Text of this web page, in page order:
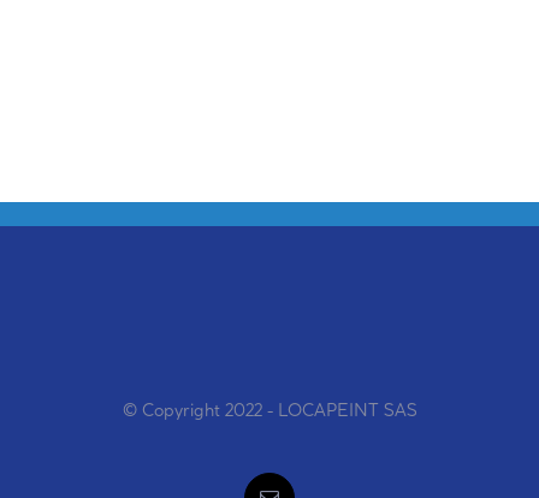
© Copyright 2022 - LOCAPEINT SAS